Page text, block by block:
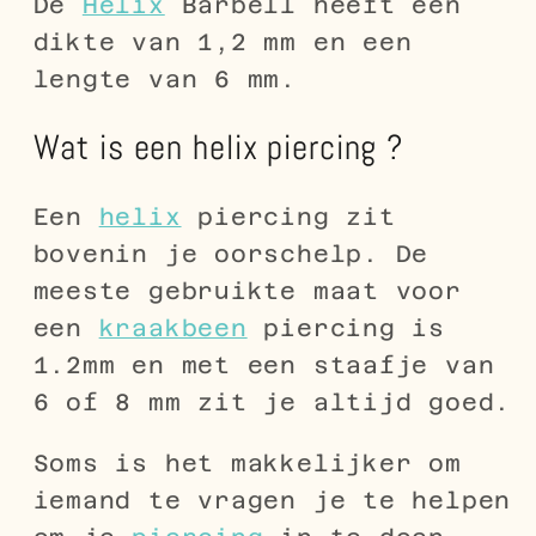
dikte van 1,2 mm en een
lengte van 6 mm.
Wat is een helix piercing ?
Een helix
piercing zit
bovenin je oorschelp. De
meeste gebruikte maat voor
een kraakbeen piercing is
1.2mm en met een staafje van
6 of 8 mm zit je altijd goed.
Soms is het makkelijker om
iemand te vragen je te helpen